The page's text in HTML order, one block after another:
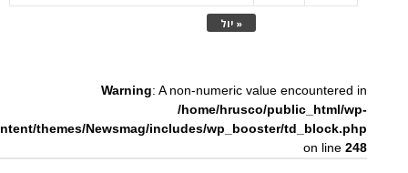
« יול
Warning: A non-numeric value encountered in
/home/hrusco/public_html/wp-
themes/Newsmag/includes/wp_booster/td_block.php
on line248